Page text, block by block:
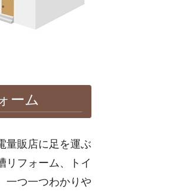
ーム
量販店に足を運ぶ
リフォーム、トイ
一つ一つわかりや